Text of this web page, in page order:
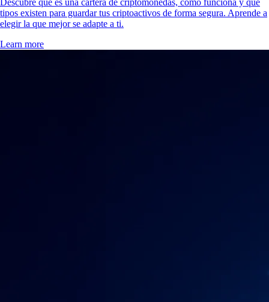
Descubre qué es una cartera de criptomonedas, cómo funciona y qué
tipos existen para guardar tus criptoactivos de forma segura. Aprende a
elegir la que mejor se adapte a ti.
Learn more